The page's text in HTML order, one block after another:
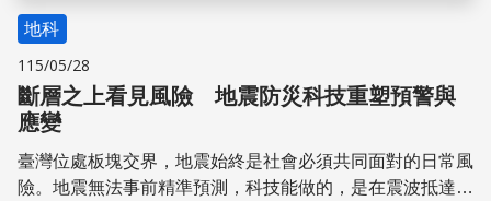
地科
115/05/28
斷層之上看見風險 地震防災科技重塑預警與
應變
臺灣位處板塊交界，地震始終是社會必須共同面對的日常風
險。地震無法事前精準預測，科技能做的，是在震波抵達前